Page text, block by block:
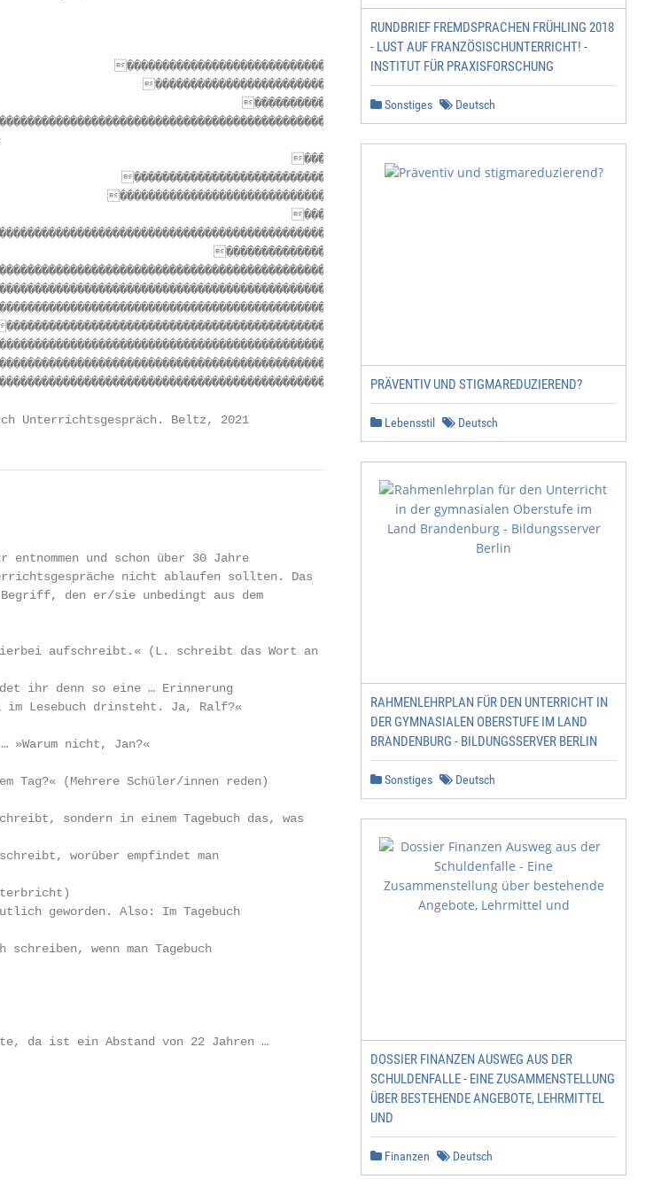
23
23
25
27
Unterrichtsgespräch. Beltz, 2021
und schon über 30 Jahre
nicht ablaufen sollten. Das
den er/sie unbedingt aus dem
im Lesebuch drinsteht. Ja, Ralf?«
RUNDBRIEF FREMDSPRACHEN FRÜHLING 2018
- LUST AUF FRANZÖSISCHUNTERRICHT! -
INSTITUT FÜR PRAXISFORSCHUNG
Sonstiges Deutsch
PRÄVENTIV UND STIGMAREDUZIEREND?
Lebensstil Deutsch
RAHMENLEHRPLAN FÜR DEN UNTERRICHT IN
DER GYMNASIALEN OBERSTUFE IM LAND
BRANDENBURG - BILDUNGSSERVER BERLIN
Sonstiges Deutsch
DOSSIER FINANZEN AUSWEG AUS DER
SCHULDENFALLE - EINE ZUSAMMENSTELLUNG
ÜBER BESTEHENDE ANGEBOTE, LEHRMITTEL
UND
Finanzen Deutsch